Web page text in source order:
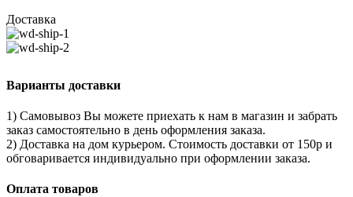
Доставка
Варианты доставки
1) Самовывоз Вы можете приехать к нам в магазин и забрать
заказ самостоятельно в день оформления заказа.
2) Доставка на дом курьером. Стоимость доставки от 150р и
обговаривается индивидуально при оформлении заказа.
Оплата товаров